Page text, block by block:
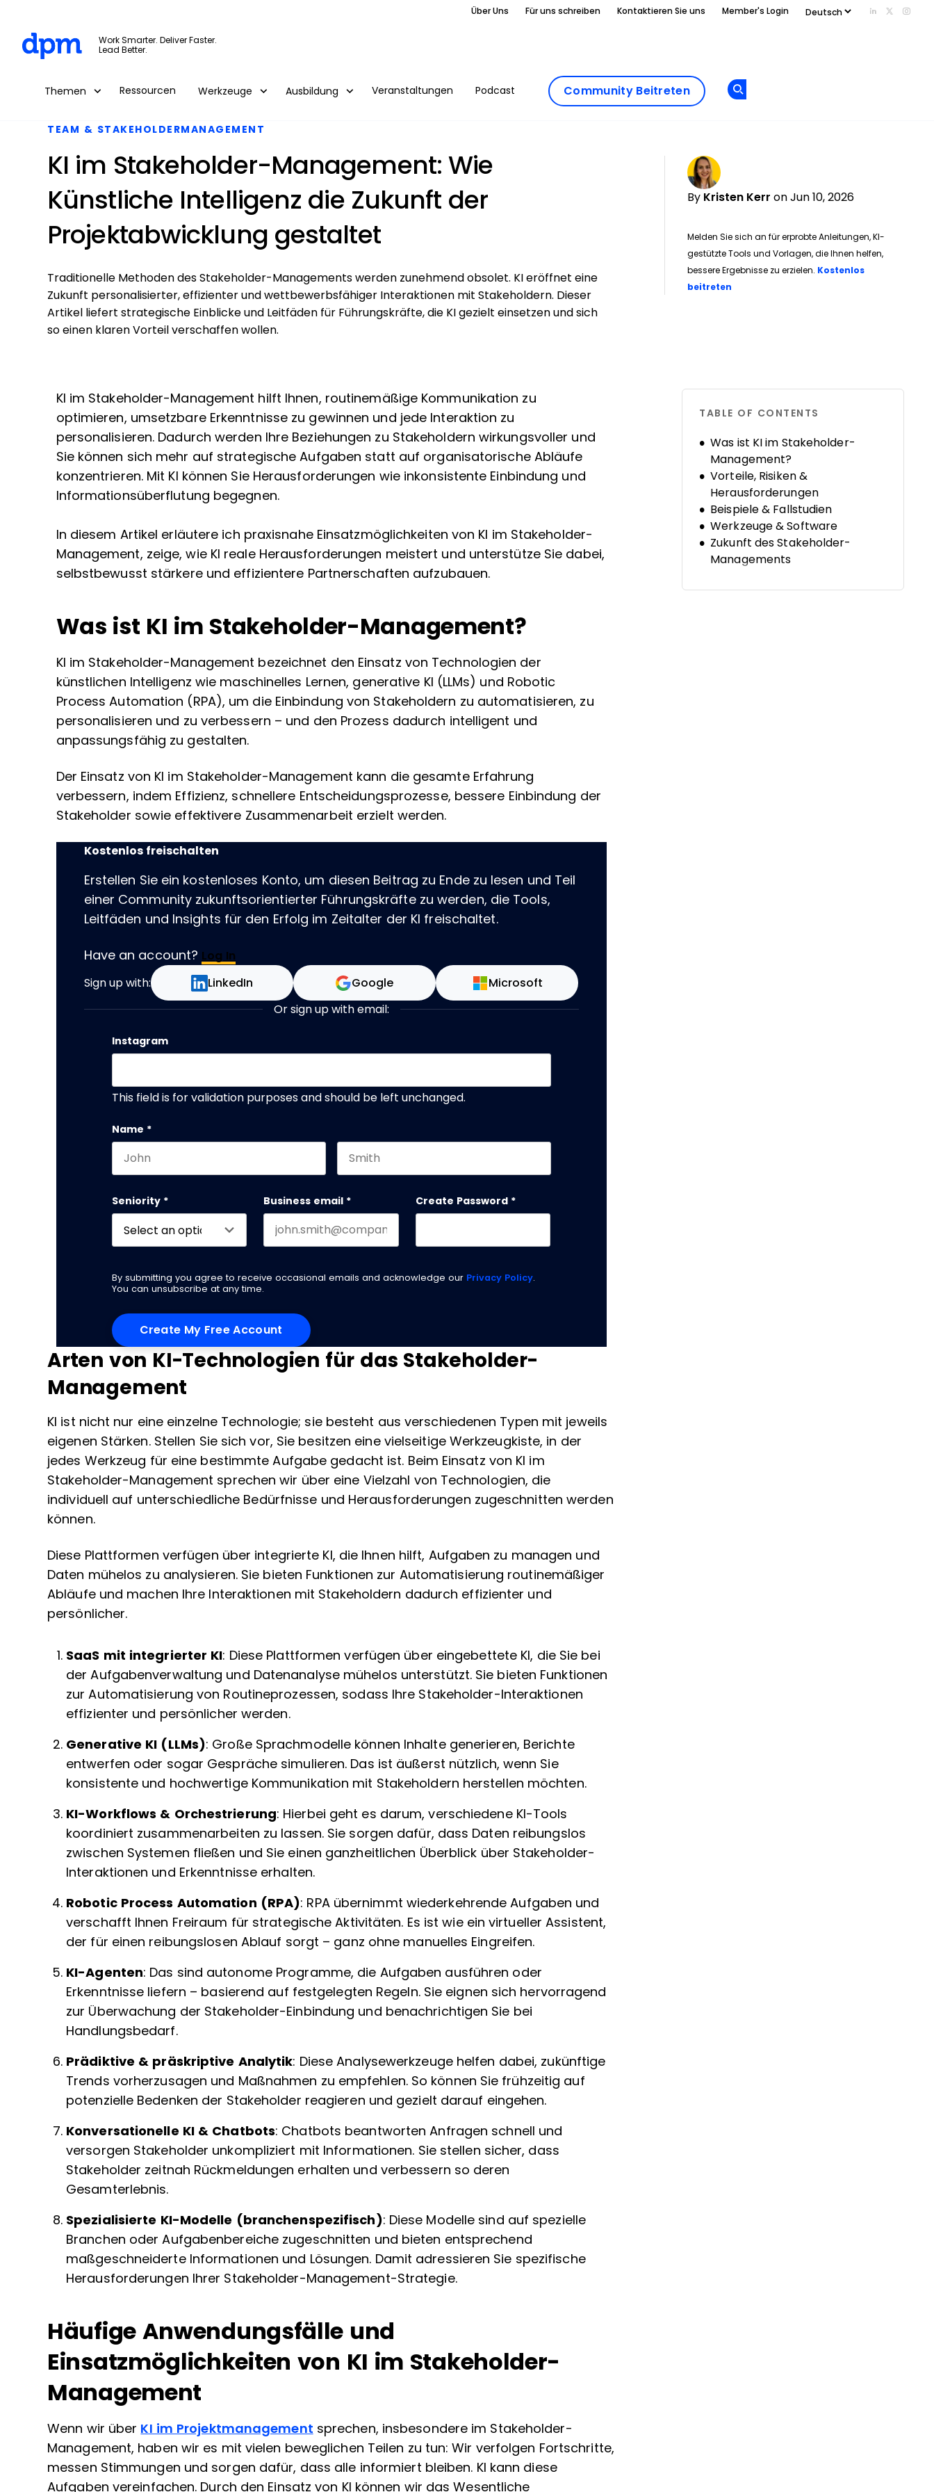
Skip to main content
Über Uns Für uns schreiben Kontaktieren Sie uns Member's Login Add us on
Follow
Work Smarter. Deliver Faster.
Lead Better.
Themen Ressourcen Werkzeuge Ausbildung Veranstaltungen Podcast Community Beitreten
TEAM & STAKEHOLDERMANAGEMENT
KI im Stakeholder-Management: Wie
Künstliche Intelligenz die Zukunft der
Projektabwicklung gestaltet
By Kristen Kerr on Jun 10, 2026
Melden Sie sich an für erprobte Anleitungen, KI-
gestützte Tools und Vorlagen, die Ihnen helfen,
bessere Ergebnisse zu erzielen. Kostenlos
beitreten
Traditionelle Methoden des Stakeholder-Managements werden zunehmend obsolet. KI eröffnet eine
Zukunft personalisierter, effizienter und wettbewerbsfähiger Interaktionen mit Stakeholdern. Dieser
Artikel liefert strategische Einblicke und Leitfäden für Führungskräfte, die KI gezielt einsetzen und sich
so einen klaren Vorteil verschaffen wollen.
KI im Stakeholder-Management hilft Ihnen, routinemäßige Kommunikation zu
optimieren, umsetzbare Erkenntnisse zu gewinnen und jede Interaktion zu
personalisieren. Dadurch werden Ihre Beziehungen zu Stakeholdern wirkungsvoller und
Sie können sich mehr auf strategische Aufgaben statt auf organisatorische Abläufe
konzentrieren. Mit KI können Sie Herausforderungen wie inkonsistente Einbindung und
Informationsüberflutung begegnen.
In diesem Artikel erläutere ich praxisnahe Einsatzmöglichkeiten von KI im Stakeholder-
Management, zeige, wie KI reale Herausforderungen meistert und unterstütze Sie dabei,
selbstbewusst stärkere und effizientere Partnerschaften aufzubauen.
Was ist KI im Stakeholder-Management?
KI im Stakeholder-Management bezeichnet den Einsatz von Technologien der
künstlichen Intelligenz wie maschinelles Lernen, generative KI (LLMs) und Robotic
Process Automation (RPA), um die Einbindung von Stakeholdern zu automatisieren, zu
personalisieren und zu verbessern – und den Prozess dadurch intelligent und
anpassungsfähig zu gestalten.
Der Einsatz von KI im Stakeholder-Management kann die gesamte Erfahrung
verbessern, indem Effizienz, schnellere Entscheidungsprozesse, bessere Einbindung der
Stakeholder sowie effektivere Zusammenarbeit erzielt werden.
Kostenlos freischalten
Erstellen Sie ein kostenloses Konto, um diesen Beitrag zu Ende zu lesen und Teil
einer Community zukunftsorientierter Führungskräfte zu werden, die Tools,
Leitfäden und Insights für den Erfolg im Zeitalter der KI freischaltet.
Have an account? Log In
Sign up with: LinkedIn Google Microsoft
Or sign up with email:
Instagram
This field is for validation purposes and should be left unchanged.
Name *
Seniority * Business email * Create Password *
By submitting you agree to receive occasional emails and acknowledge our Privacy Policy.
You can unsubscribe at any time.
Arten von KI-Technologien für das Stakeholder-
Management
KI ist nicht nur eine einzelne Technologie; sie besteht aus verschiedenen Typen mit jeweils
eigenen Stärken. Stellen Sie sich vor, Sie besitzen eine vielseitige Werkzeugkiste, in der
jedes Werkzeug für eine bestimmte Aufgabe gedacht ist. Beim Einsatz von KI im
Stakeholder-Management sprechen wir über eine Vielzahl von Technologien, die
individuell auf unterschiedliche Bedürfnisse und Herausforderungen zugeschnitten werden
können.
Diese Plattformen verfügen über integrierte KI, die Ihnen hilft, Aufgaben zu managen und
Daten mühelos zu analysieren. Sie bieten Funktionen zur Automatisierung routinemäßiger
Abläufe und machen Ihre Interaktionen mit Stakeholdern dadurch effizienter und
persönlicher.
SaaS mit integrierter KI: Diese Plattformen verfügen über eingebettete KI, die Sie bei
der Aufgabenverwaltung und Datenanalyse mühelos unterstützt. Sie bieten Funktionen
zur Automatisierung von Routineprozessen, sodass Ihre Stakeholder-Interaktionen
effizienter und persönlicher werden.
Generative KI (LLMs): Große Sprachmodelle können Inhalte generieren, Berichte
entwerfen oder sogar Gespräche simulieren. Das ist äußerst nützlich, wenn Sie
konsistente und hochwertige Kommunikation mit Stakeholdern herstellen möchten.
KI-Workflows & Orchestrierung: Hierbei geht es darum, verschiedene KI-Tools
koordiniert zusammenarbeiten zu lassen. Sie sorgen dafür, dass Daten reibungslos
zwischen Systemen fließen und Sie einen ganzheitlichen Überblick über Stakeholder-
Interaktionen und Erkenntnisse erhalten.
Robotic Process Automation (RPA): RPA übernimmt wiederkehrende Aufgaben und
verschafft Ihnen Freiraum für strategische Aktivitäten. Es ist wie ein virtueller Assistent,
der für einen reibungslosen Ablauf sorgt – ganz ohne manuelles Eingreifen.
KI-Agenten: Das sind autonome Programme, die Aufgaben ausführen oder
Erkenntnisse liefern – basierend auf festgelegten Regeln. Sie eignen sich hervorragend
zur Überwachung der Stakeholder-Einbindung und benachrichtigen Sie bei
Handlungsbedarf.
Prädiktive & präskriptive Analytik: Diese Analysewerkzeuge helfen dabei, zukünftige
Trends vorherzusagen und Maßnahmen zu empfehlen. So können Sie frühzeitig auf
potenzielle Bedenken der Stakeholder reagieren und gezielt darauf eingehen.
Konversationelle KI & Chatbots: Chatbots beantworten Anfragen schnell und
versorgen Stakeholder unkompliziert mit Informationen. Sie stellen sicher, dass
Stakeholder zeitnah Rückmeldungen erhalten und verbessern so deren
Gesamterlebnis.
Spezialisierte KI-Modelle (branchenspezifisch): Diese Modelle sind auf spezielle
Branchen oder Aufgabenbereiche zugeschnitten und bieten entsprechend
maßgeschneiderte Informationen und Lösungen. Damit adressieren Sie spezifische
Herausforderungen Ihrer Stakeholder-Management-Strategie.
Häufige Anwendungsfälle und
Einsatzmöglichkeiten von KI im Stakeholder-
Management
Wenn wir über KI im Projektmanagement sprechen, insbesondere im Stakeholder-
Management, haben wir es mit vielen beweglichen Teilen zu tun: Wir verfolgen Fortschritte,
messen Stimmungen und sorgen dafür, dass alle informiert bleiben. KI kann diese
Aufgaben vereinfachen. Durch den Einsatz von KI können wir das Wesentliche
TABLE OF CONTENTS
Was ist KI im Stakeholder-
Management?
Vorteile, Risiken &
Herausforderungen
Beispiele & Fallstudien
Werkzeuge & Software
Zukunft des Stakeholder-
Managements